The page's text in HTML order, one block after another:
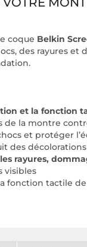
coque Belkin
des rayures
et la fonction
la montre
et protéger
des
rayures,
visibles
fonction tactile de